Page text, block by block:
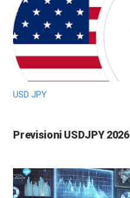
USD JPY
Previsioni USDJPY 2026